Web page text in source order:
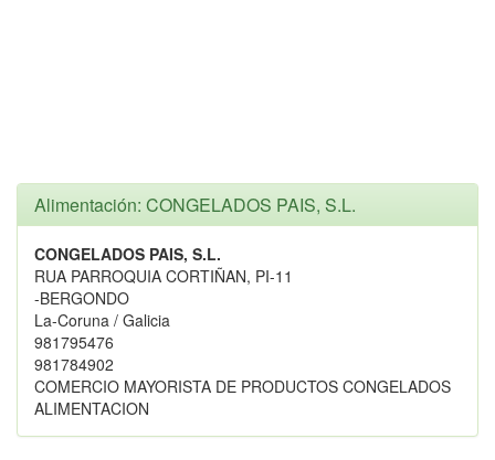
Alimentación: CONGELADOS PAIS, S.L.
CONGELADOS PAIS, S.L.
RUA PARROQUIA CORTIÑAN, PI-11
-BERGONDO
La-Coruna / Galicia
981795476
981784902
COMERCIO MAYORISTA DE PRODUCTOS CONGELADOS
ALIMENTACION